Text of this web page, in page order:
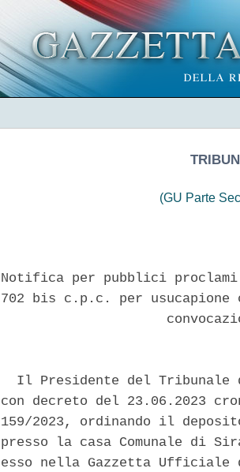
(GU Parte
Notifica per pubblici
702 bis c.p.c. per
Il Presidente del Tribunale
con decreto del 23.06.2023
159/2023, ordinando il
presso la casa Comunale di
esso nella Gazzetta